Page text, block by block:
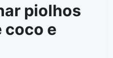
piolhos
coco e